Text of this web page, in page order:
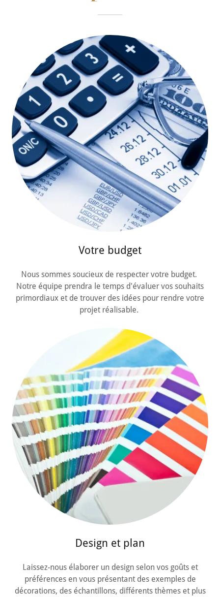
Votre budget
Nous sommes soucieux de respecter votre budget.
Notre équipe prendra le temps d'évaluer vos souhaits
primordiaux et de trouver des idées pour rendre votre
projet réalisable.
Design et plan
Laissez-nous élaborer un design selon vos goûts et
préférences en vous présentant des exemples de
décorations, des échantillons, différents thèmes et plus